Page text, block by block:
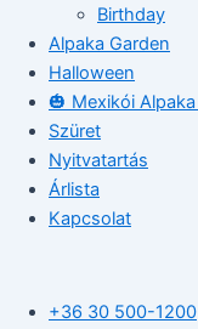
Birthday
Alpaka Garden
Halloween
🎃 Mexikói
Szüret
Nyitvatartás
Árlista
Kapcsolat
+36 30 500-1200​